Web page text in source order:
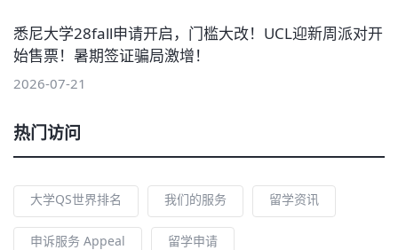
悉尼大学28fall申请开启，门槛大改！UCL迎新周派对开
始售票！暑期签证骗局激增！
2026-07-21
热门访问
大学QS世界排名 我们的服务 留学资讯
申诉服务 Appeal 留学申请